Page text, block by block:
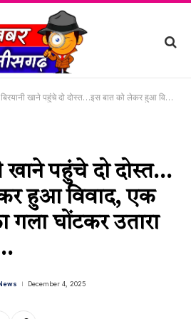
खाने पहुंचे दो दोस्त…इस बात को लेकर हुआ विवाद, एक दोस्त ने दूसरे का गला घोंटकर उतारा मौत के घाट……
खाने पहुंचे दो दोस्त…
हुआ विवाद, एक
गला घोंटकर उतारा
December 4, 2025